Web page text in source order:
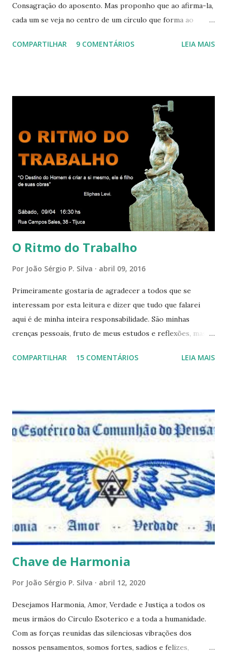
Consagração do aposento. Mas proponho que ao afirma-la,
cada um se veja no centro de um círculo que forma ao
cada um de nós mesmos. Um círculo que cresce e se
relacionamos e vai se ampliando e tocando os círculos
iluminados daqueles com que cooperamos, formando um
círculo cada vez maior de Paz e Harmonia. CONSAGRAÇÃO
DO APOSENTO Dentro do Círculo Infinito da Divina
Presença que me envolve inteiramente Afirmo: Há uma só
presença aqui: é a presença da Harmonia, que faz vibrar
todos os corações de Felicidade e Alegria. Quem quer que
aqui entre, sentirá as vibrações da Divina Harmonia. Há uma
só presença aqui: é a...
COMPARTILHAR 9 COMENTÁRIOS LEIA MAIS
O Ritmo do Trabalho
Por João Sérgio P. Silva abril 09, 2016
Primeiramente gostaria de agradecer a todos que se
interessam por esta leitura e dizer que tudo que falarei
aqui é de minha inteira responsabilidade. São minhas
crenças pessoais, fruto de meus estudos e reflexões, mas
porque nem mesmo eu as tenho desta forma. Eu vos
e talvez contraditória a sua própria visão. Durante todo
este mês estaremos debatendo este tema e gostaríamos de
convida-lo a deixar seus comentários e reflexões no final
do texto clicando em novo comentário e acompanhar as
respostas e sugestões dos demais. Não estranhem o fato
de que teremos mais perguntas do que respostas, mais
reflexões do que formulações prontas, pois as perguntas
parecem contribuir mais para o aprendizado do que as
afirmações. Quem de nós pode de fato afirmar alguma coi...
COMPARTILHAR 15 COMENTÁRIOS LEIA MAIS
Chave de Harmonia
Por João Sérgio P. Silva abril 12, 2020
Desejamos Harmonia, Amor, Verdade e Justiça a todos os
meus irmãos do Circulo Esoterico e a toda a humanidade.
Com as forças reunidas das silenciosas vibrações dos
nossos pensamentos, somos fortes, sadios e felizes,